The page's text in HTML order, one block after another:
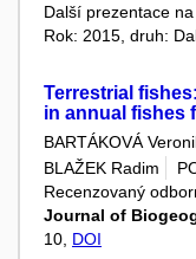
Další prezentace
Rok: 2015, druh:
Terrestrial
in annual fishes
BARTÁKOVÁ
BLAŽEK Radim
Recenzovaný
Journal of
10, DOI